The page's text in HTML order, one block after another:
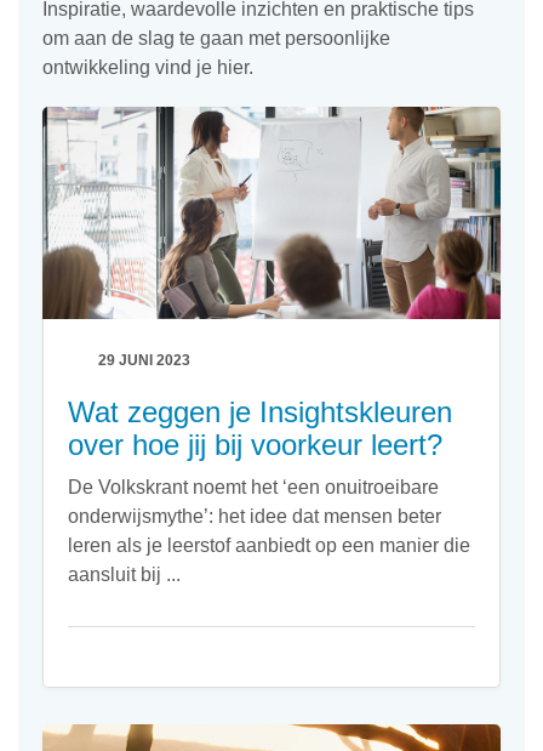
Inspiratie, waardevolle inzichten en praktische tips
om aan de slag te gaan met persoonlijke
ontwikkeling vind je hier.
29 JUNI 2023
Wat zeggen je Insightskleuren
over hoe jij bij voorkeur leert?
De Volkskrant noemt het ‘een onuitroeibare
onderwijsmythe’: het idee dat mensen beter
leren als je leerstof aanbiedt op een manier die
aansluit bij ...